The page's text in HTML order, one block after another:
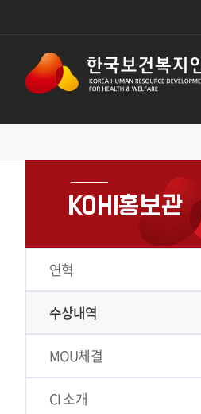
KOHI홍보관
연혁
수상내역
MOU체결
CI 소개